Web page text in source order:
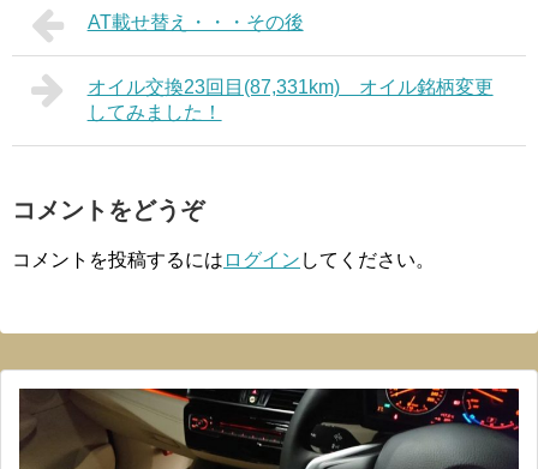
AT載せ替え・・・その後
オイル交換23回目(87,331km) オイル銘柄変更
してみました！
コメントをどうぞ
コメントを投稿するには ログイン してください。